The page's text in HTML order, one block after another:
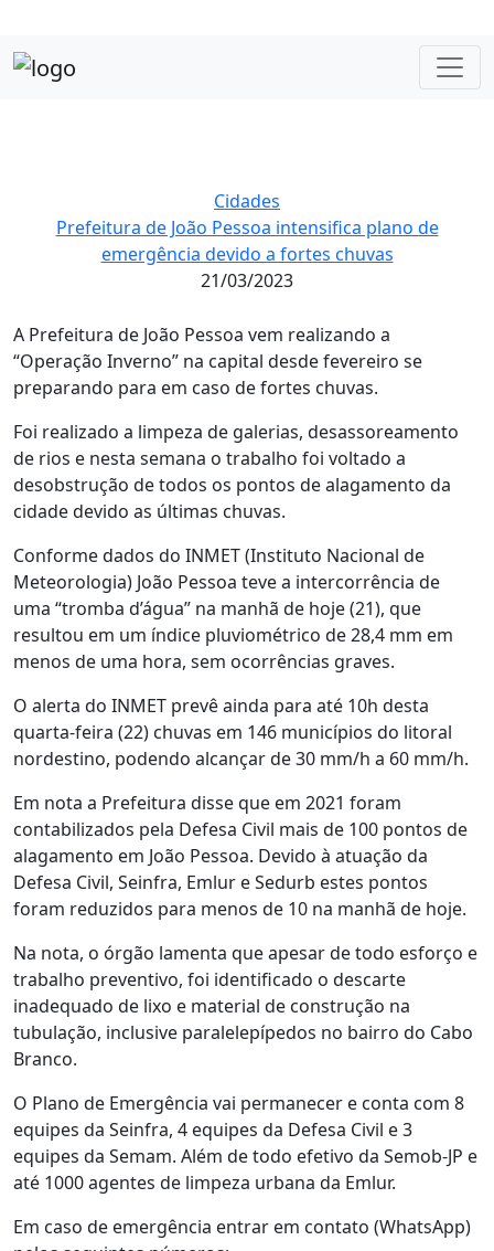
Cidades
Prefeitura de João Pessoa intensifica plano de
emergência devido a fortes chuvas
21/03/2023
A Prefeitura de João Pessoa vem realizando a
“Operação Inverno” na capital desde fevereiro se
preparando para em caso de fortes chuvas.
Foi realizado a limpeza de galerias, desassoreamento
de rios e nesta semana o trabalho foi voltado a
desobstrução de todos os pontos de alagamento da
cidade devido as últimas chuvas.
Conforme dados do INMET (Instituto Nacional de
Meteorologia) João Pessoa teve a intercorrência de
uma “tromba d’água” na manhã de hoje (21), que
resultou em um índice pluviométrico de 28,4 mm em
menos de uma hora, sem ocorrências graves.
O alerta do INMET prevê ainda para até 10h desta
quarta-feira (22) chuvas em 146 municípios do litoral
nordestino, podendo alcançar de 30 mm/h a 60 mm/h.
Em nota a Prefeitura disse que em 2021 foram
contabilizados pela Defesa Civil mais de 100 pontos de
alagamento em João Pessoa. Devido à atuação da
Defesa Civil, Seinfra, Emlur e Sedurb estes pontos
foram reduzidos para menos de 10 na manhã de hoje.
Na nota, o órgão lamenta que apesar de todo esforço e
trabalho preventivo, foi identificado o descarte
inadequado de lixo e material de construção na
tubulação, inclusive paralelepípedos no bairro do Cabo
Branco.
O Plano de Emergência vai permanecer e conta com 8
equipes da Seinfra, 4 equipes da Defesa Civil e 3
equipes da Semam. Além de todo efetivo da Semob-JP e
até 1000 agentes de limpeza urbana da Emlur.
Em caso de emergência entrar em contato (WhatsApp)